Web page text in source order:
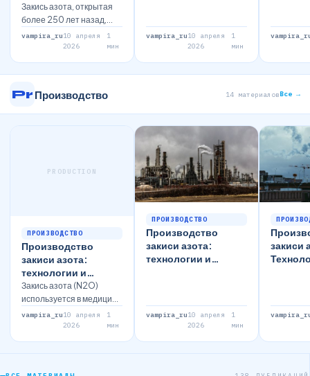
Закись азота, открытая
более 250 лет назад,
продолжает оказывать
влияние на медицину и
vampira_ru10 апреля
2026
1
мин
vampira_ru10 апреля
2026
1
мин
Pr Производство 14 материаловВсе →
PRODUCTION
ПРОИЗВОДСТВО
Производство
закиси азота:
технологии и
преимущества
Закись азота (N2O)
используется в медицине
и пищевой
промышленности.
vampira_ru10 апреля
2026
1
мин
ПРОИЗВОДСТВО
Производство
закиси азота:
технологии и
vampira_ru10 апреля
2026
1
мин
закиси